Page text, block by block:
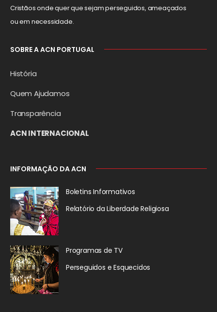
Cristãos onde quer que sejam perseguidos, ameaçados
ou em necessidade.
SOBRE A ACN PORTUGAL
História
Quem Ajudamos
Transparência
ACN INTERNACIONAL
INFORMAÇÃO DA ACN
Boletins Informativos
Relatório da Liberdade Religiosa
Programas de TV
Perseguidos e Esquecidos